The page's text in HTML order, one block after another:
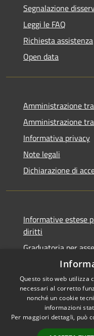
Segnalazione
Leggi le FAQ
Richiesta assistenza
Open data
Amministrazione
Amministrazione
Informativa privacy
Note legali
Dichiarazione di
Informative estese
diritti
Graduatoria per
Accessibilità
Questo sito web utilizza
necessari al corretto
nonché un cookie
informazioni
Per maggiori dettagli, può